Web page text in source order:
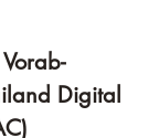
Digital